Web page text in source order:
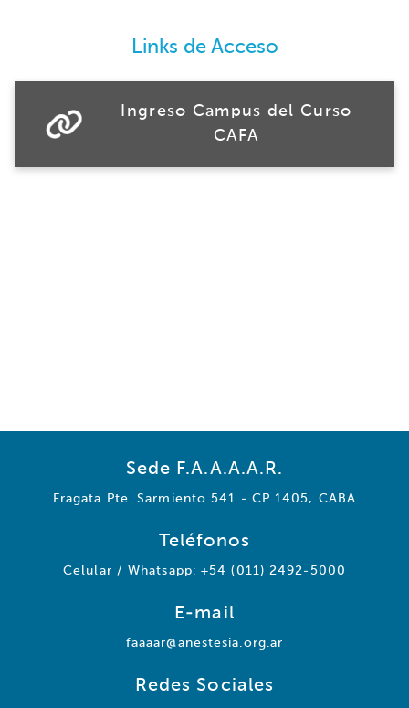
Links de Acceso
Ingreso Campus del Curso
CAFA
Sede F.A.A.A.A.R.
Fragata Pte. Sarmiento 541 - CP 1405, CABA
Teléfonos
Celular / Whatsapp: +54 (011) 2492-5000
E-mail
faaaar@anestesia.org.ar
Redes Sociales